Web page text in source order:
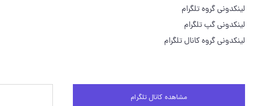
لینکدونی گروه تلگرام
لینکدونی گپ تلگرام
لینکدونی گروه کانال تلگرام
مشاهده کانال تلگرام